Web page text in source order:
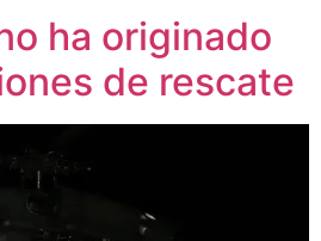
ha originado
de rescate